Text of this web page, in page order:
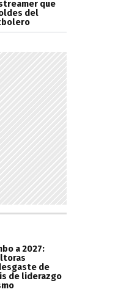
que
del
a 2027:
de
de liderazgo